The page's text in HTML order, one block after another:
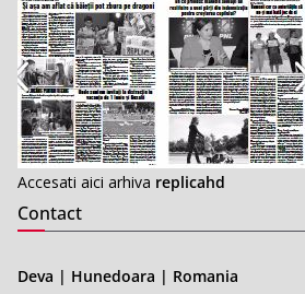
Accesati aici arhiva replicahd
Contact
Deva | Hunedoara | Romania